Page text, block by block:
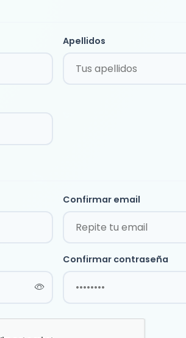
Apellidos
Confirmar email
Confirmar contraseña